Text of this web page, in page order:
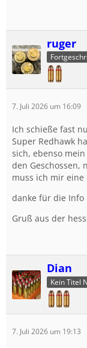
ruger
7. Juli 2026 um 16:09
Ich schieße fast
Super Redhawk
sich, ebenso
den Geschossen,
muss ich mir eine
danke für die Info
Gruß aus der
Dian
Kein Titel
7. Juli 2026 um 19:13